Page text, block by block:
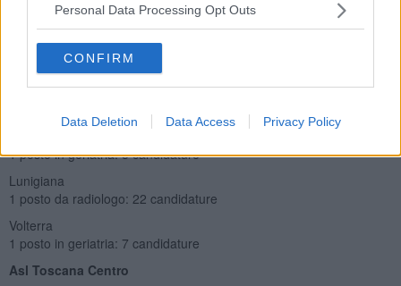
Personal Data Processing Opt Outs
CONFIRM
Data Deletion Data Access Privacy Policy
1 posto da Igienista: 31 candidature
1 posto in geriatria: 6 candidature
1 posto in pediatria: 15 candidature
Valli etrusche
1 posto in cardiologia: 44 candidature
1 posto in geriatria: 5 candidature
Lunigiana
1 posto da radiologo: 22 candidature
Volterra
1 posto in geriatria: 7 candidature
Asl Toscana Centro